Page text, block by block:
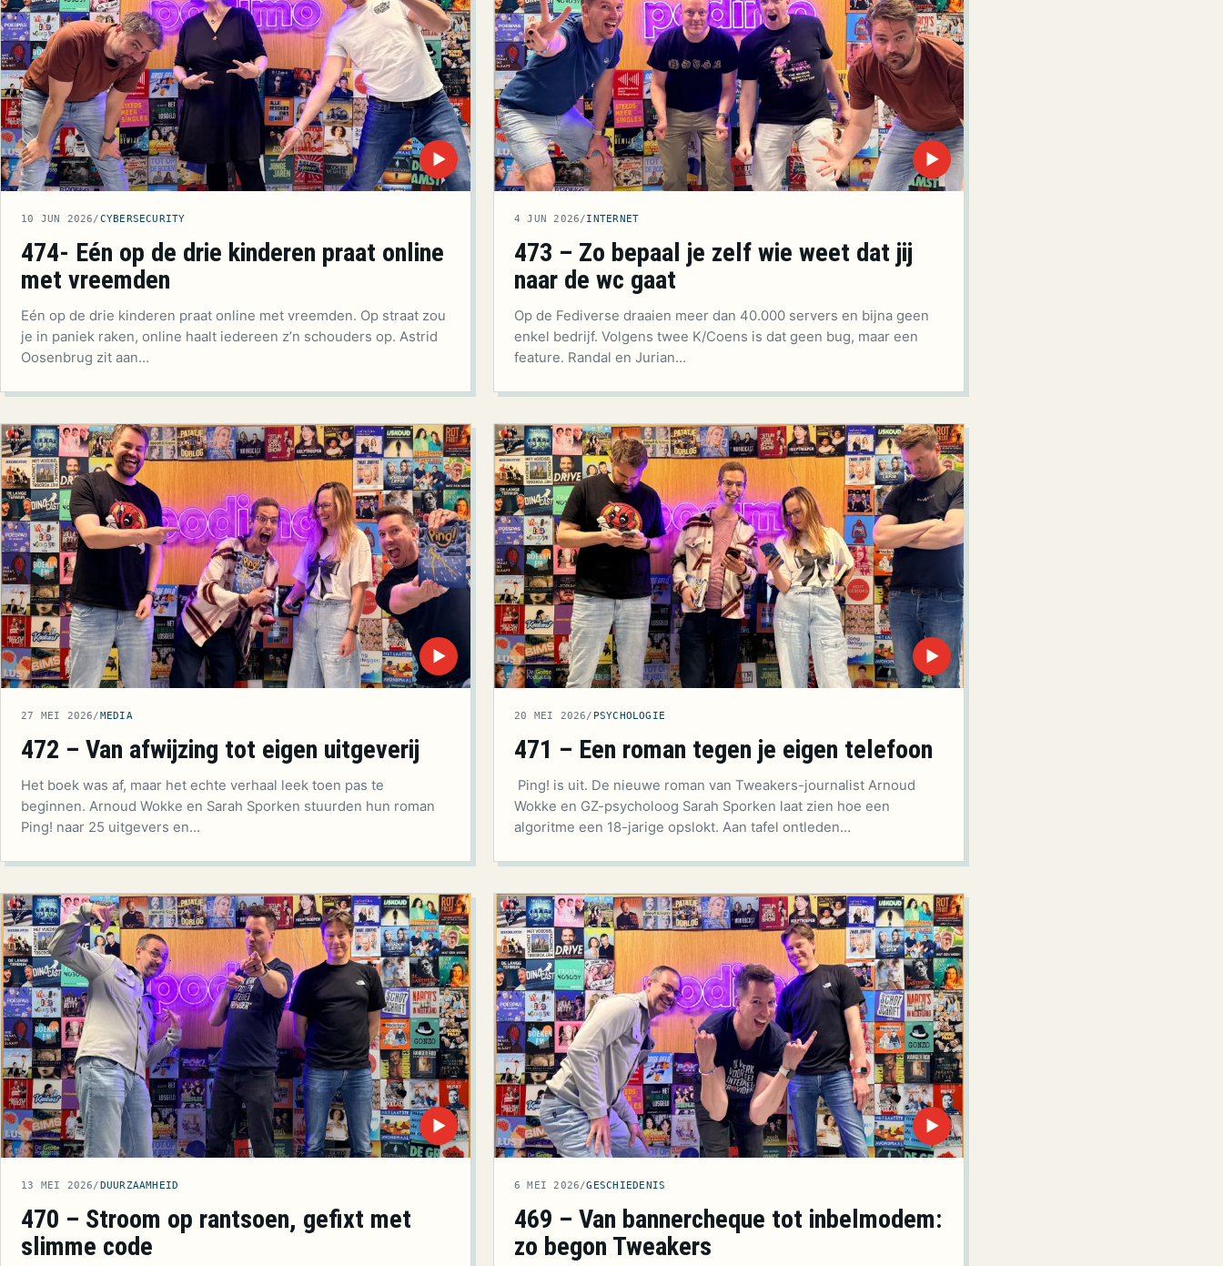
▶
10 JUN 2026/CYBERSECURITY
474- Eén op de drie kinderen praat online
met vreemden
Eén op de drie kinderen praat online met vreemden. Op straat zou
je in paniek raken, online haalt iedereen z’n schouders op. Astrid
Oosenbrug zit aan…
▶
4 JUN 2026/INTERNET
473 – Zo bepaal je zelf wie weet dat jij
naar de wc gaat
Op de Fediverse draaien meer dan 40.000 servers en bijna geen
enkel bedrijf. Volgens twee K/Coens is dat geen bug, maar een
feature. Randal en Jurian…
▶
27 MEI 2026/MEDIA
472 – Van afwijzing tot eigen uitgeverij
Het boek was af, maar het echte verhaal leek toen pas te
beginnen. Arnoud Wokke en Sarah Sporken stuurden hun roman
Ping! naar 25 uitgevers en…
▶
20 MEI 2026/ PSYCHOLOGIE
471 – Een roman tegen je eigen telefoon
Ping! is uit. De nieuwe roman van Tweakers-journalist Arnoud
Wokke en GZ-psycholoog Sarah Sporken laat zien hoe een
algoritme een 18-jarige opslokt. Aan tafel ontleden…
▶
13 MEI 2026/ DUURZAAMHEID
470 – Stroom op rantsoen, gefixt met
slimme code
▶
6 MEI 2026/GESCHIEDENIS
469 – Van bannercheque tot inbelmodem:
zo begon Tweakers